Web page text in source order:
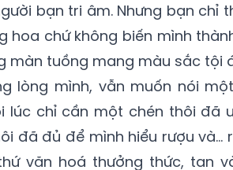
bạn tri âm. Nhưng bạn chỉ
hoa chứ không biến mình
màn tuồng mang màu sắc tội
lòng mình, vẫn muốn nói
lúc chỉ cần một chén thôi đã
đã đủ để mình hiểu rượu và…
văn hoá thưởng thức, tan